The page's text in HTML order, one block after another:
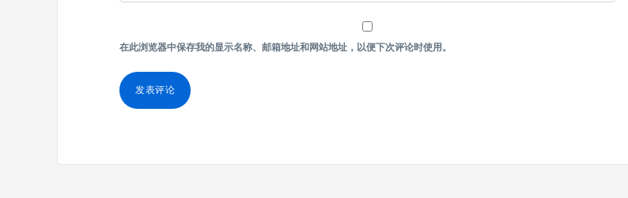
在此浏览器中保存我的显示名称、邮箱地址和网站地址，以便下次评论时使用。